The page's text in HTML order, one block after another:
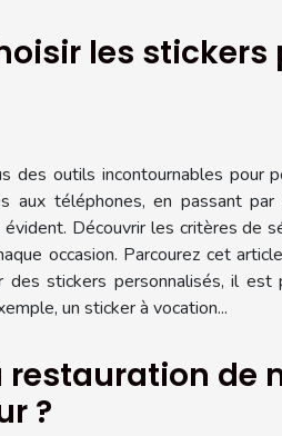
les
des outils incontournables pour
aux téléphones, en passant
Découvrir les critères de
occasion. Parcourez cet
stickers personnalisés, il est
un sticker à vocation...
de
?